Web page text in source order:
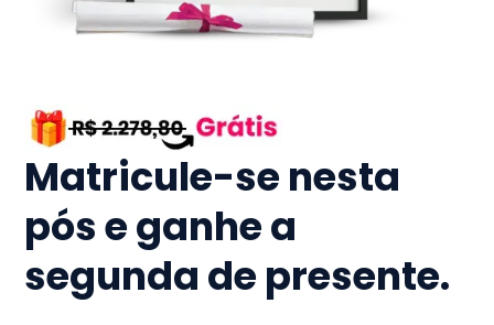
Matricule-se nesta
pós e ganhe a
segunda de presente.